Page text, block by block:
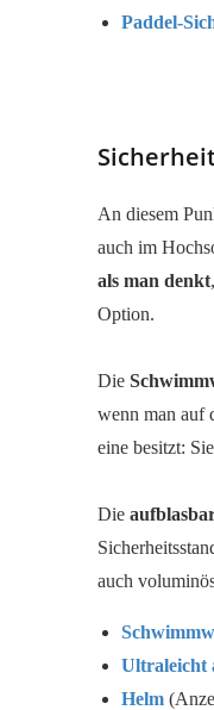
Paddel-
An diesem
auch im
als man denkt
Option.
Die
wenn man auf
eine besitzt:
Die
auch
Ultraleicht
Helm